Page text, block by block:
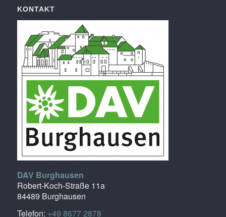
KONTAKT
DAV Burghausen
Robert-Koch-Straße 11a
84489 Burghausen
Telefon: +49 8677 2878